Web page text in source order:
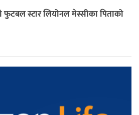
फुटबल स्टार लियोनल मेस्सीका पिताको